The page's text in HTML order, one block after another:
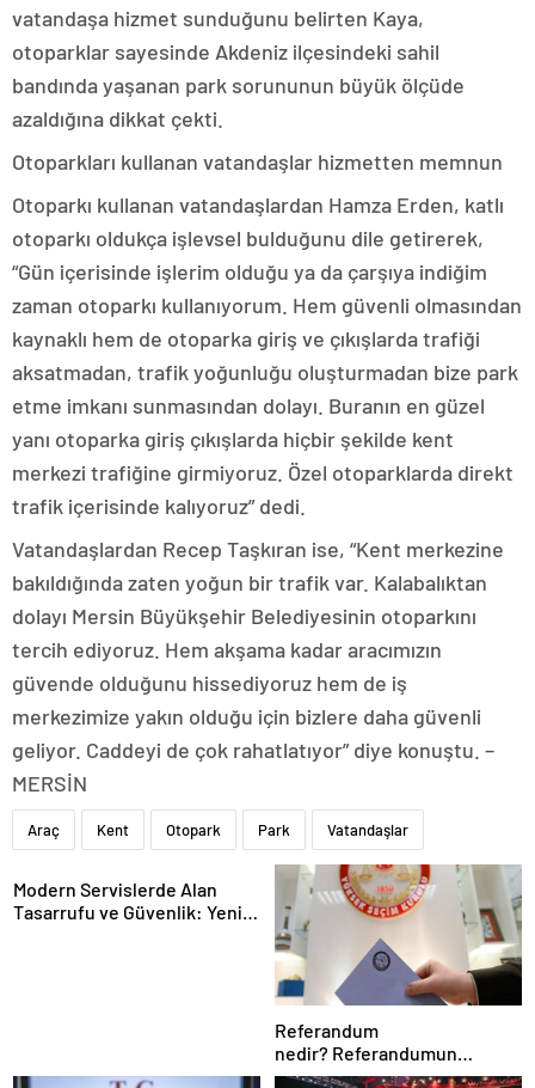
vatandaşa hizmet sunduğunu belirten Kaya,
otoparklar sayesinde Akdeniz ilçesindeki sahil
bandında yaşanan park sorununun büyük ölçüde
azaldığına dikkat çekti.
Otoparkları kullanan vatandaşlar hizmetten memnun
Otoparkı kullanan vatandaşlardan Hamza Erden, katlı
otoparkı oldukça işlevsel bulduğunu dile getirerek,
“Gün içerisinde işlerim olduğu ya da çarşıya indiğim
zaman otoparkı kullanıyorum. Hem güvenli olmasından
kaynaklı hem de otoparka giriş ve çıkışlarda trafiği
aksatmadan, trafik yoğunluğu oluşturmadan bize park
etme imkanı sunmasından dolayı. Buranın en güzel
yanı otoparka giriş çıkışlarda hiçbir şekilde kent
merkezi trafiğine girmiyoruz. Özel otoparklarda direkt
trafik içerisinde kalıyoruz” dedi.
Vatandaşlardan Recep Taşkıran ise, “Kent merkezine
bakıldığında zaten yoğun bir trafik var. Kalabalıktan
dolayı Mersin Büyükşehir Belediyesinin otoparkını
tercih ediyoruz. Hem akşama kadar aracımızın
güvende olduğunu hissediyoruz hem de iş
merkezimize yakın olduğu için bizlere daha güvenli
geliyor. Caddeyi de çok rahatlatıyor” diye konuştu. –
MERSİN
Araç Kent Otopark Park Vatandaşlar
Modern Servislerde Alan
Tasarrufu ve Güvenlik: Yeni
Referandum
nedir? Referandumun
yapılma nedenleri